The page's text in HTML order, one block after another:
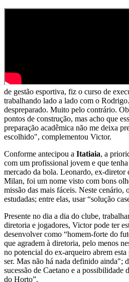
de gestão esportiva, fiz o curso de
trabalhando lado a lado com o
despreparado. Muito pelo contrário.
pontos de construção, mas acho que
preparação acadêmica não me deixa
escolhido", complementou Victor.
Conforme antecipou a Itatiaia, a
com um profissional jovem e que
mercado da bola. Leonardo, ex-diretor
Milan, foi um nome visto com bons
missão das mais fáceis. Neste cenário,
estudadas; entre elas, usar “solução
Presente no dia a dia do clube,
diretoria e jogadores, Victor pode ter
desenvolver como “homem-forte do
que agradem à diretoria, pelo menos
no potencial do ex-arqueiro abrem
ser. Mas não há nada definido ainda";
sucessão de Caetano e a possibilidade
do Horto”.